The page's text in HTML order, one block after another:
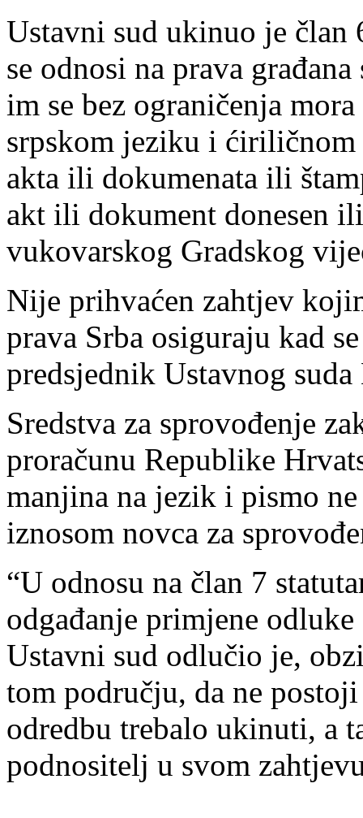
Ustavni sud ukinuo je član
se odnosi na prava
im se bez ograničenja
srpskom jeziku i
akta ili dokumenata ili
akt ili dokument donesen
vukovarskog Gradskog
Nije prihvaćen zahtjev
prava Srba osiguraju kad
predsjednik Ustavnog
Sredstva za sprovođenje
proračunu Republike
manjina na jezik i pismo
iznosom novca za
“U odnosu na član 7
odgađanje primjene
Ustavni sud odlučio je,
tom području, da ne
odredbu trebalo ukinuti, a
podnositelj u svom